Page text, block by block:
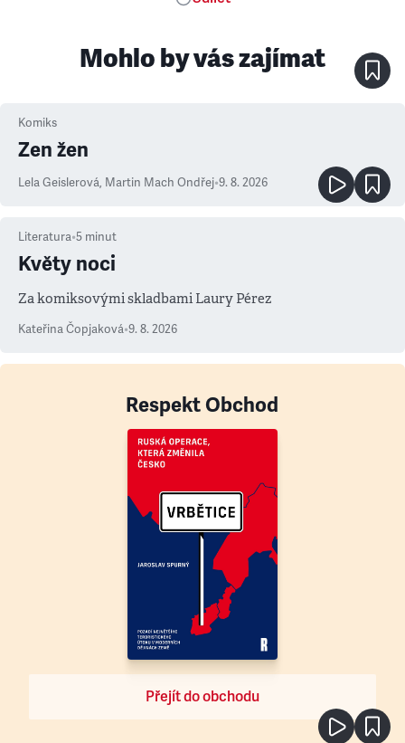
Mohlo by vás zajímat
Komiks
Zen žen
Lela Geislerová, Martin Mach Ondřej•9. 8. 2026
Literatura•5 minut
Květy noci
Za komiksovými skladbami Laury Pérez
Kateřina Čopjaková•9. 8. 2026
Respekt Obchod
Přejít do obchodu